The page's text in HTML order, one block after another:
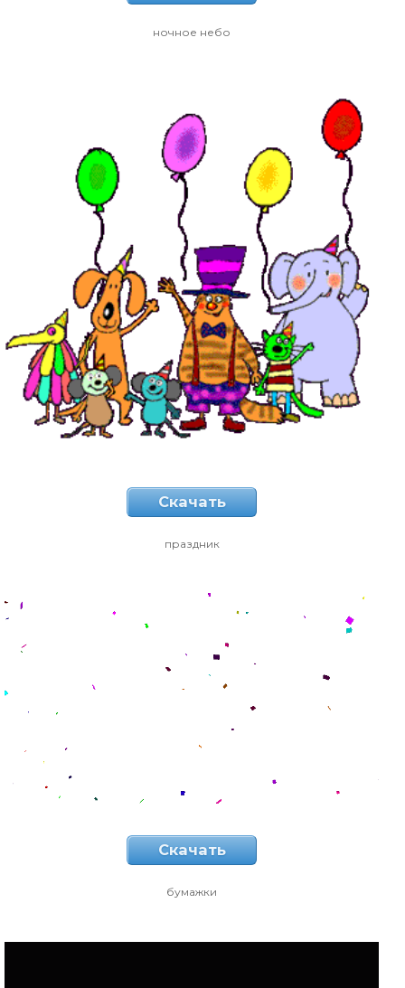
ночное небо
Скачать
праздник
Скачать
бумажки